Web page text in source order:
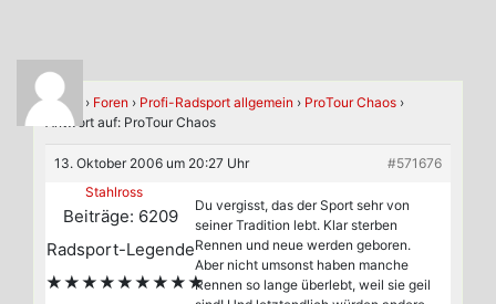
Home › Foren › Profi-Radsport allgemein › ProTour Chaos ›
Antwort auf: ProTour Chaos
13. Oktober 2006 um 20:27 Uhr
#571676
Stahlross
Beiträge: 6209
Radsport-Legende
★★★★★★★★★
Du vergisst, das der Sport sehr von
seiner Tradition lebt. Klar sterben
Rennen und neue werden geboren.
Aber nicht umsonst haben manche
Rennen so lange überlebt, weil sie geil